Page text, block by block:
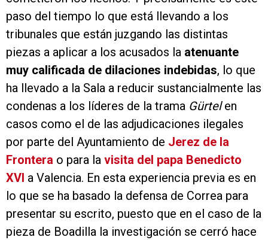
paso del tiempo lo que está llevando a los
tribunales que están juzgando las distintas
piezas a aplicar a los acusados la atenuante
muy calificada de dilaciones indebidas, lo que
ha llevado a la Sala a reducir sustancialmente las
condenas a los líderes de la trama Gürtelen
casos como el de las adjudicaciones ilegales
por parte del Ayuntamiento de Jerez de la
Frontera o para la visita del papa Benedicto
XVI a Valencia. En esta experiencia previa es en
lo que se ha basado la defensa de Correa para
presentar su escrito, puesto que en el caso de la
pieza de Boadilla la investigación se cerró hace